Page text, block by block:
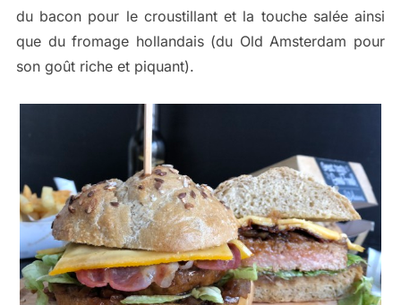
du bacon pour le croustillant et la touche salée ainsi
que du fromage hollandais (du Old Amsterdam pour
son goût riche et piquant).